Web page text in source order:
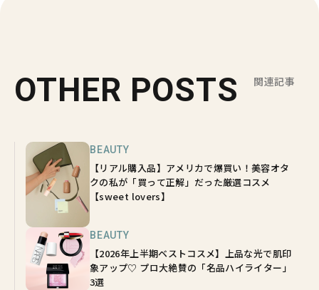
OTHER POSTS 関連記事
BEAUTY
【リアル購入品】アメリカで爆買い！美容オタ
クの私が「買って正解」だった厳選コスメ
【sweet lovers】
BEAUTY
【2026年上半期ベストコスメ】上品な光で肌印
象アップ♡ プロ大絶賛の「名品ハイライター」
3選